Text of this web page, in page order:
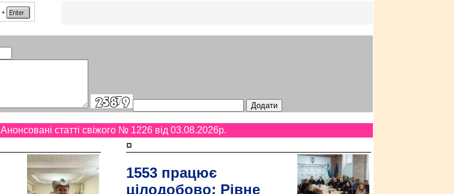
Анонсовані статті свіжого № 1226 від 03.08.2026p.
¤
1553 працює
цілодобово: Рівне